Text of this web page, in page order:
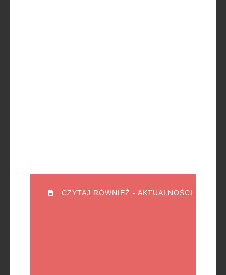
CZYTAJ RÓWNIEŻ - AKTUALNOŚCI